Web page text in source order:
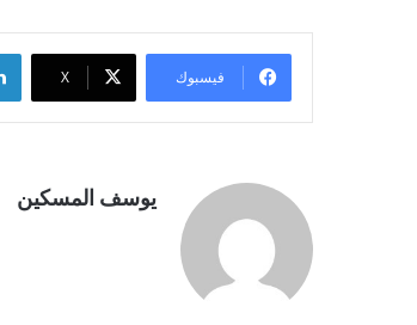
فيسبوك ‫X
يوسف المسكين